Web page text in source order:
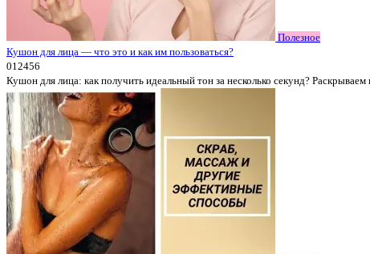
Полезное
Кушон для лица — что это и как им пользоваться?
012456
Кушон для лица: как получить идеальный тон за несколько секунд? Раскрываем